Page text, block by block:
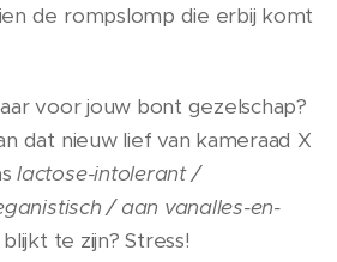
de rompslomp die erbij komt
voor jouw bont gezelschap?
dat nieuw lief van kameraad X
lactose-intolerant /
/ aan vanalles-en-
te zijn? Stress!